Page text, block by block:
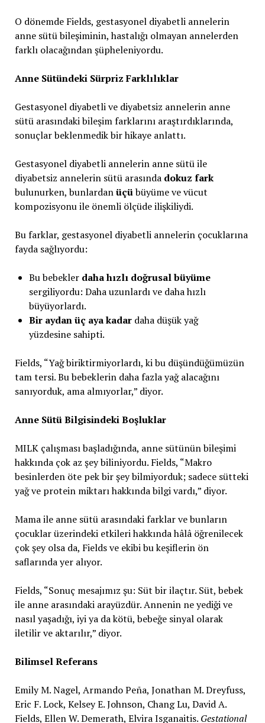
O dönemde Fields, gestasyonel diyabetli annelerin
anne sütü bileşiminin, hastalığı olmayan annelerden
farklı olacağından şüpheleniyordu.
Anne Sütündeki Sürpriz Farklılıklar
Gestasyonel diyabetli ve diyabetsiz annelerin anne
sütü arasındaki bileşim farklarını araştırdıklarında,
sonuçlar beklenmedik bir hikaye anlattı.
Gestasyonel diyabetli annelerin anne sütü ile
diyabetsiz annelerin sütü arasında dokuz fark
bulunurken, bunlardanüçübüyüme ve vücut
kompozisyonu ile önemli ölçüde ilişkiliydi.
Bu farklar, gestasyonel diyabetli annelerin çocuklarına
fayda sağlıyordu:
Bu bebekler daha hızlı doğrusal büyüme
sergiliyordu: Daha uzunlardı ve daha hızlı
büyüyorlardı.
Bir aydan üç aya kadardaha düşük yağ
yüzdesine sahipti.
Fields, “Yağ biriktirmiyorlardı, ki bu düşündüğümüzün
tam tersi. Bu bebeklerin daha fazla yağ alacağını
sanıyorduk, ama almıyorlar,” diyor.
Anne Sütü Bilgisindeki Boşluklar
MILK çalışması başladığında, anne sütünün bileşimi
hakkında çok az şey biliniyordu. Fields, “Makro
besinlerden öte pek bir şey bilmiyorduk; sadece sütteki
yağ ve protein miktarı hakkında bilgi vardı,” diyor.
Mama ile anne sütü arasındaki farklar ve bunların
çocuklar üzerindeki etkileri hakkında hâlâ öğrenilecek
çok şey olsa da, Fields ve ekibi bu keşiflerin ön
saflarında yer alıyor.
Fields, “Sonuç mesajımız şu: Süt bir ilaçtır. Süt, bebek
ile anne arasındaki arayüzdür. Annenin ne yediği ve
nasıl yaşadığı, iyi ya da kötü, bebeğe sinyal olarak
iletilir ve aktarılır,” diyor.
Bilimsel Referans
Emily M. Nagel, Armando Peña, Jonathan M. Dreyfuss,
Eric F. Lock, Kelsey E. Johnson, Chang Lu, David A.
Fields, Ellen W. Demerath, Elvira Isganaitis. Gestational